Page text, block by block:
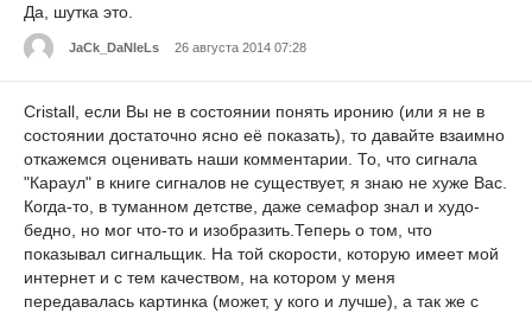
Да, шутка это.
JaCk_DaNIeLs 26 августа 2014 07:28
Cristall, если Вы не в состоянии понять иронию (или я не в
состоянии достаточно ясно её показать), то давайте взаимно
откажемся оценивать наши комментарии. То, что сигнала
"Караул" в книге сигналов не существует, я знаю не хуже Вас.
Когда-то, в туманном детстве, даже семафор знал и худо-
бедно, но мог что-то и изобразить.Теперь о том, что
показывал сигнальщик. На той скорости, которую имеет мой
интернет и с тем качеством, на котором у меня
передавалась картинка (может, у кого и лучше), а так же с